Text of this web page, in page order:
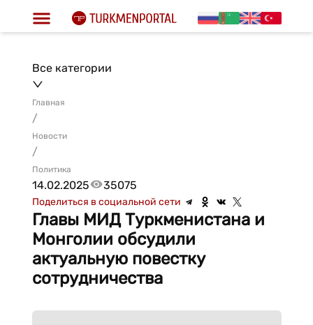
Все категории
Главная
/
Новости
/
Политика
14.02.2025 35075
Поделиться в социальной сети
Главы МИД Туркменистана и
Монголии обсудили
актуальную повестку
сотрудничества